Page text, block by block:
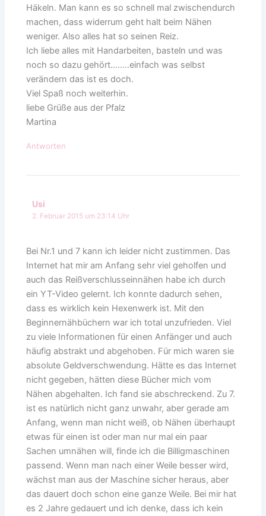
Häkeln. Man kann es so schnell mal zwischendurch
machen, dass widerrum geht halt beim Nähen
weniger. Also alles hat so seinen Reiz.
Ich liebe alles mit Handarbeiten, basteln und was
noch so dazu gehört……..einfach was selbst
verändern das ist es doch.
Viel Spaß noch weiterhin.
liebe Grüße aus der Pfalz
Martina
Antworten
Usi
2. Februar 2015 um 23:14 Uhr
Bei Nr.1 und 7 kann ich leider nicht zustimmen. Das
Internet hat mir am Anfang sehr viel geholfen und
auch das Reißverschlusseinnähen habe ich durch
ein YT-Video gelernt. Ich konnte dadurch sehen,
dass es wirklich kein Hexenwerk ist. Mit den
Beginnernähbüchern war ich total unzufrieden. Viel
zu viele Informationen für einen Anfänger und auch
häufig abstrakt und abgehoben. Für mich waren sie
absolute Geldverschwendung. Hätte es das Internet
nicht gegeben, hätten diese Bücher mich vom
Nähen abgehalten. Ich fand sie abschreckend. Zu 7.
ist es natürlich nicht ganz unwahr, aber gerade am
Anfang, wenn man nicht weiß, ob Nähen überhaupt
etwas für einen ist oder man nur mal ein paar
Sachen umnähen will, finde ich die Billigmaschinen
passend. Wenn man nach einer Weile besser wird,
wächst man aus der Maschine sicher heraus, aber
das dauert doch schon eine ganze Weile. Bei mir hat
es 2 Jahre gedauert und ich denke, dass ich kein